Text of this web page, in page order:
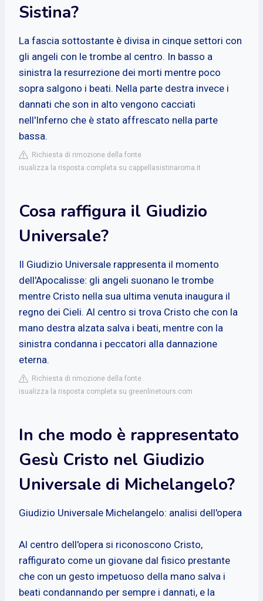
Sistina?
La fascia sottostante è divisa in cinque settori con
gli angeli con le trombe al centro. In basso a
sinistra la resurrezione dei morti mentre poco
sopra salgono i beati. Nella parte destra invece i
dannati che son in alto vengono cacciati
nell'Inferno che è stato affrescato nella parte
bassa.
Richiesta di rimozione della fonte
isualizza la risposta completa su cappellasistinaroma.it
Cosa raffigura il Giudizio
Universale?
Il Giudizio Universale rappresenta il momento
dell'Apocalisse: gli angeli suonano le trombe
mentre Cristo nella sua ultima venuta inaugura il
regno dei Cieli. Al centro si trova Cristo che con la
mano destra alzata salva i beati, mentre con la
sinistra condanna i peccatori alla dannazione
eterna.
Richiesta di rimozione della fonte
isualizza la risposta completa su greenlinetours.com
In che modo è rappresentato
Gesù Cristo nel Giudizio
Universale di Michelangelo?
Giudizio Universale Michelangelo: analisi dell'opera
Al centro dell'opera si riconoscono Cristo,
raffigurato come un giovane dal fisico prestante
che con un gesto impetuoso della mano salva i
beati condannando per sempre i dannati, e la